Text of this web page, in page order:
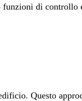
di controllo
Questo